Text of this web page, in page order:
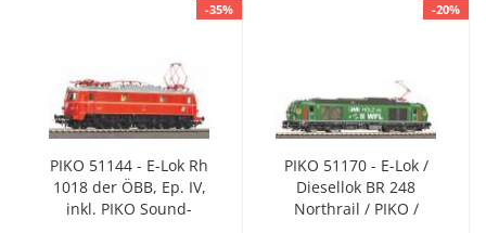
-35%
PIKO 51144 - E-Lok Rh
1018 der ÖBB, Ep. IV,
inkl. PIKO Sound-
-20%
PIKO 51170 - E-Lok /
Diesellok BR 248
Northrail / PIKO /